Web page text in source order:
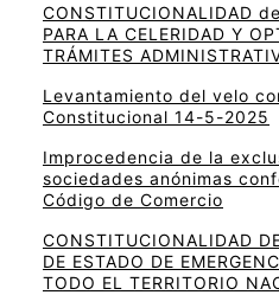
CONSTITUCIONALIDAD
PARA LA CELERIDAD Y
TRÁMITES
Levantamiento del velo
Constitucional 14-5-2025
Improcedencia de la
sociedades anónimas
Código de Comercio
CONSTITUCIONALIDAD
DE ESTADO DE
TODO EL TERRITORIO